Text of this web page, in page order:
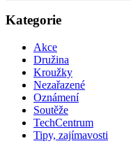
Kategorie
Akce
Družina
Kroužky
Nezařazené
Oznámení
Soutěže
TechCentrum
Tipy, zajímavosti